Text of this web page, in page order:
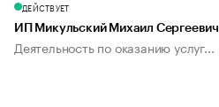
ДЕЙСТВУЕТ
ИП Микульский Михаил Сергеевич
Деятельность по оказанию услуг...